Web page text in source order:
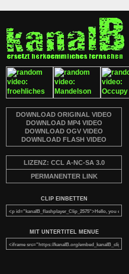
DOWNLOAD ORIGINAL VIDEO
DOWNLOAD MP4 VIDEO
DOWNLOAD OGV VIDEO
DOWNLOAD FLASH VIDEO
LIZENZ: CCL A-NC-SA 3.0
PERMANENTER LINK
CLIP EINBETTEN
MIT UNTERTITEL MENUE